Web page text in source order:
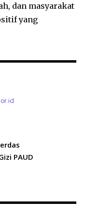
dan masyarakat
yang
PAUD